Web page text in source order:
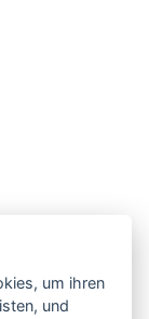
um ihren
und